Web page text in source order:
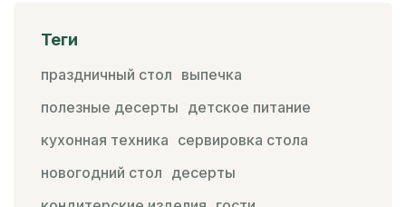
Теги
праздничный стол выпечка
полезные десерты детское питание
кухонная техника сервировка стола
новогодний стол десерты